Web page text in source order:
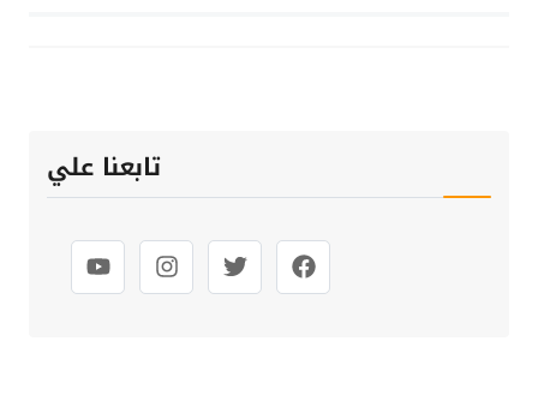
تابعنا علي